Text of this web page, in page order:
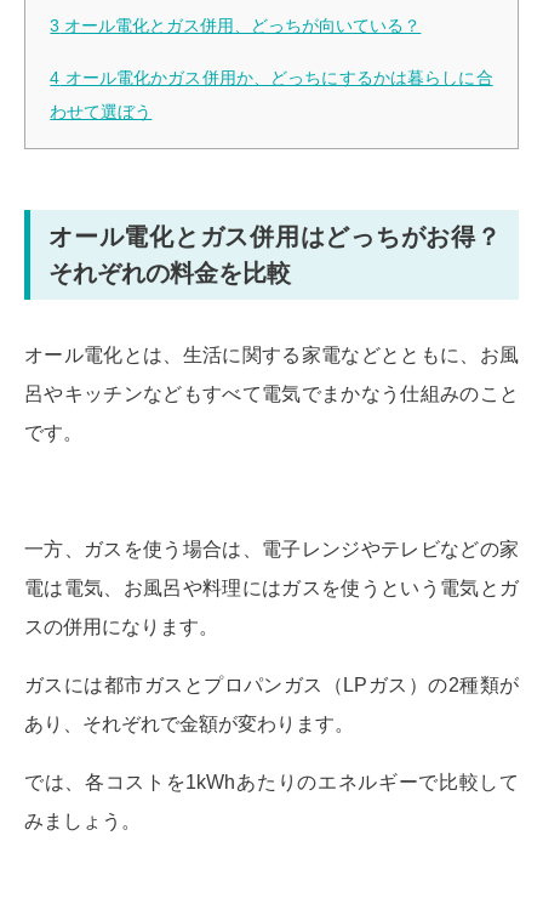
3 オール電化とガス併用、どっちが向いている？
4 オール電化かガス併用か、どっちにするかは暮らしに合
わせて選ぼう
オール電化とガス併用はどっちがお得？
それぞれの料金を比較
オール電化とは、生活に関する家電などとともに、お風
呂やキッチンなどもすべて電気でまかなう仕組みのこと
です。
一方、ガスを使う場合は、電子レンジやテレビなどの家
電は電気、お風呂や料理にはガスを使うという電気とガ
スの併用になります。
ガスには都市ガスとプロパンガス（LPガス）の2種類が
あり、それぞれで金額が変わります。
では、各コストを1kWhあたりのエネルギーで比較して
みましょう。